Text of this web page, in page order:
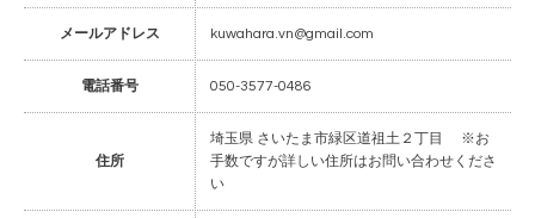
メールアドレス kuwahara.vn@gmail.com
電話番号 050-3577-0486
住所
埼玉県 さいたま市緑区道祖土２丁目 ※お
手数ですが詳しい住所はお問い合わせくださ
い